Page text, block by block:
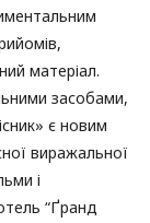
матеріал.
засобами,
є новим
виражальної
і
“Ґранд